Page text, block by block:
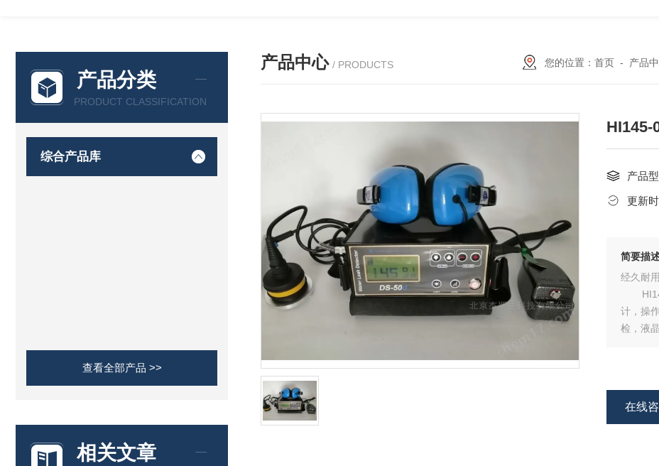
产品分类
PRODUCT CLASSIFICATION
综合产品库
查看全部产品 >>
相关文章
产品中心 / PRODUCTS 您的位置： 首页 - 产品
HI145-
产品型
更新时
简要描
经久耐
计，操
检，液
在线